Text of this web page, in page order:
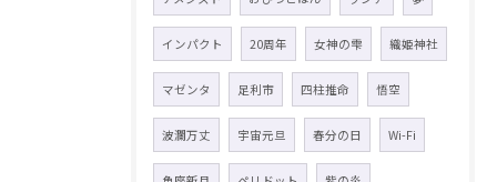
インパクト 20周年 女神の雫 織姫神社
マゼンタ 足利市 四柱推命 悟空
波瀾万丈 宇宙元旦 春分の日 Wi-Fi